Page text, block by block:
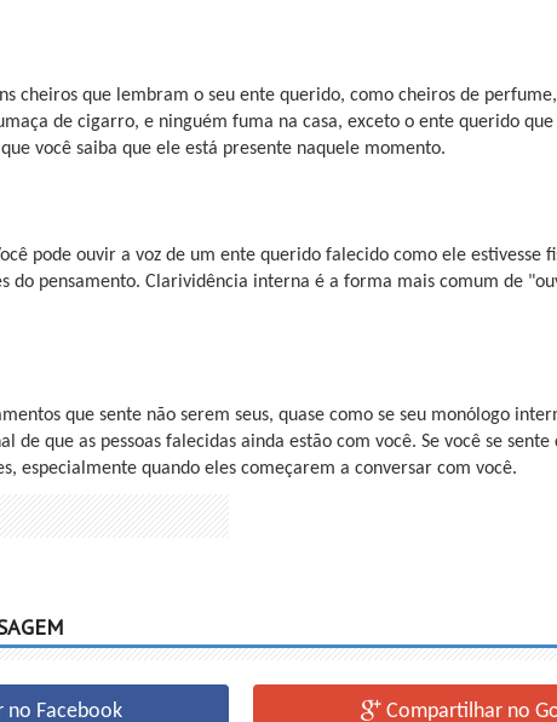
cheiros que lembram o seu ente querido, como cheiros de
de cigarro, e ninguém fuma na casa, exceto o ente querido
você saiba que ele está presente naquele momento.
pode ouvir a voz de um ente querido falecido como ele estivesse
do pensamento. Clarividência interna é a forma mais comum de
que sente não serem seus, quase como se seu monólogo
de que as pessoas falecidas ainda estão com você. Se você se
especialmente quando eles começarem a conversar com você.
no Facebook Compartilhar no